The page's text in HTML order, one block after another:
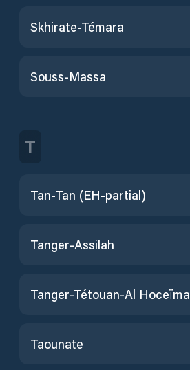
Skhirate-Témara
Souss-Massa
T
Tan-Tan (EH-partial)
Tanger-Assilah
Tanger-Tétouan-Al Hoceïma
Taounate